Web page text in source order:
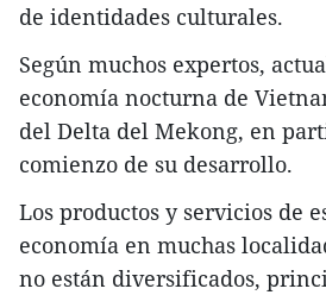
de identidades culturales.
Según muchos expertos,
economía nocturna de
del Delta del Mekong, en
comienzo de su desarrollo.
Los productos y servicios de
economía en muchas
no están diversificados,